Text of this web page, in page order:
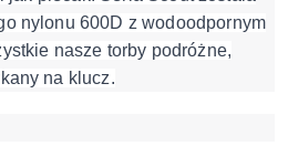
nylonu 600D z wodoodpornym
nasze torby podróżne,
na klucz.